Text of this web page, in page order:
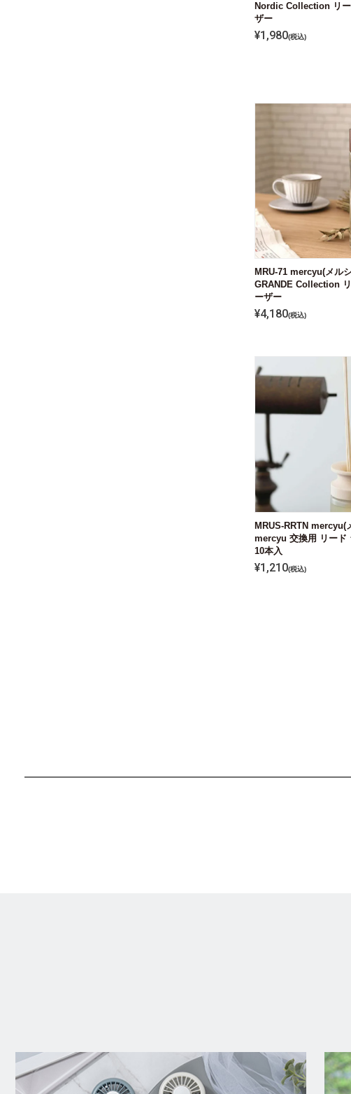
Nordic Collection リ
ザー
¥1,980 税込
MRU-71 mercyu(メル
GRANDE Collection
ーザー
¥4,180 税込
MRUS-RRTN mercyu(
mercyu 交換用 リード
10本入
¥1,210 税込